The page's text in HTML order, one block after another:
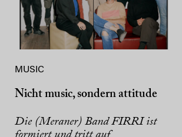
MUSIC
Nicht music, sondern attitude
Die (Meraner) Band FIRRI ist